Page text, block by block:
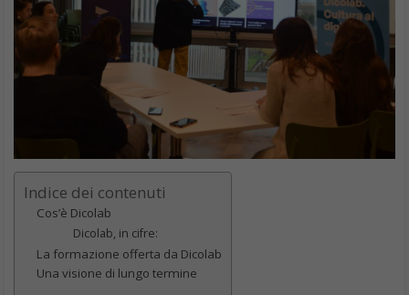
Indice dei contenuti
Cos’è Dicolab
Dicolab, in cifre:
La formazione offerta da Dicolab
Una visione di lungo termine